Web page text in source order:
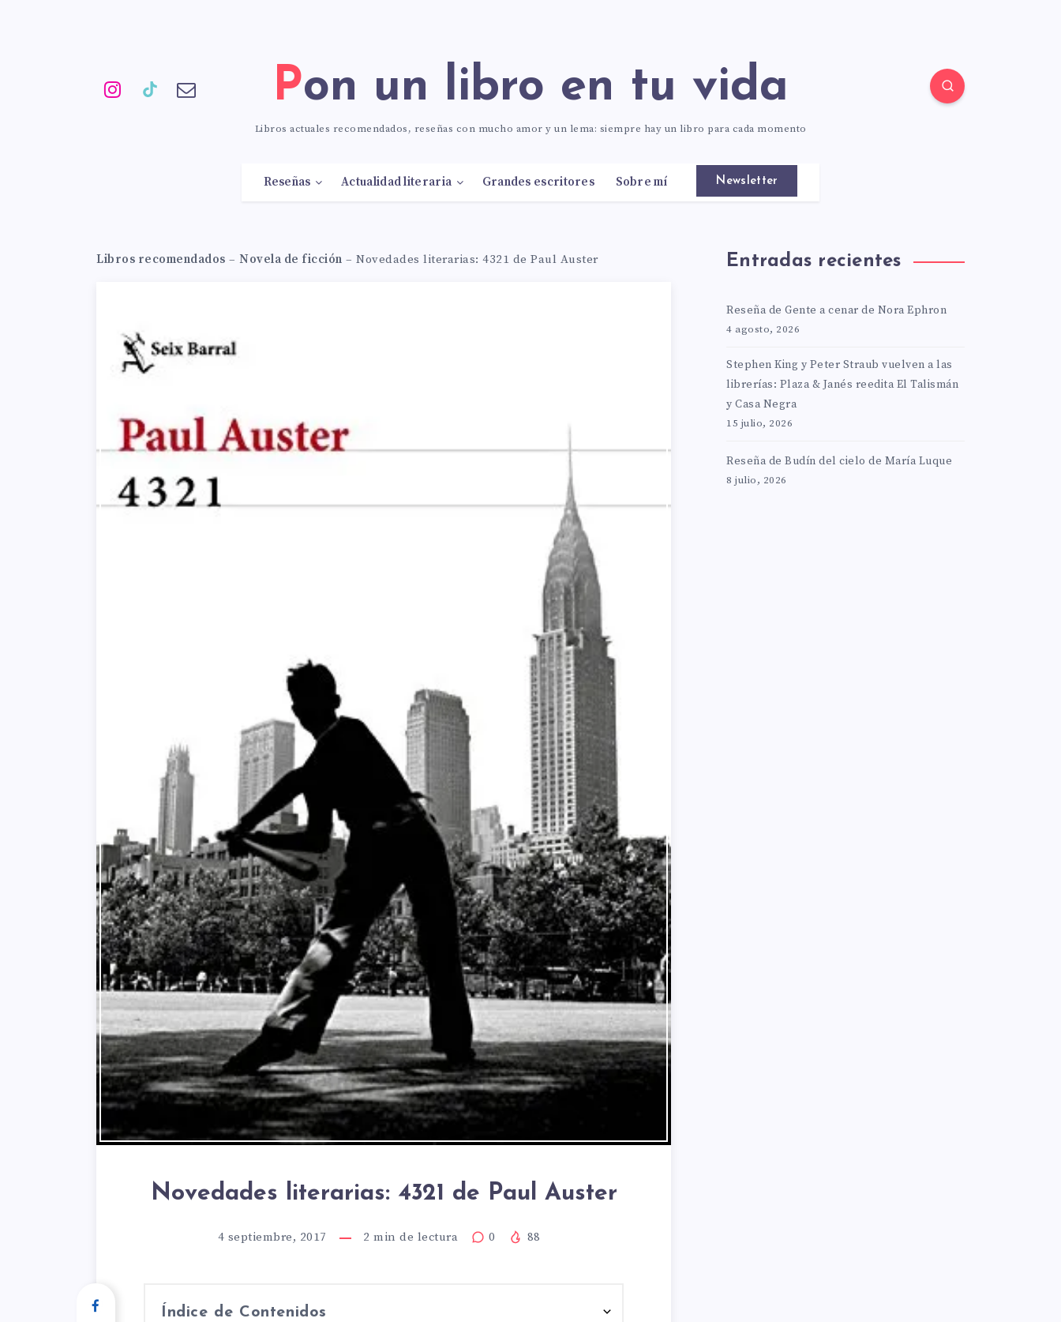
Pon un libro en tu vida
Libros actuales recomendados, reseñas con mucho amor y un lema: siempre hay un libro para cada momento
Reseñas Actualidad literaria Grandes escritores Sobre mí Newsletter
Libros recomendados – Novela de ficción – Novedades literarias: 4321 de Paul Auster
Novedades literarias: 4321 de Paul Auster
4 septiembre, 2017 2 min de lectura 0 88
Índice de Contenidos
Entradas recientes
Reseña de Gente a cenar de Nora Ephron
4 agosto, 2026
Stephen King y Peter Straub vuelven a las
librerías: Plaza & Janés reedita El Talismán
y Casa Negra
15 julio, 2026
Reseña de Budín del cielo de María Luque
8 julio, 2026